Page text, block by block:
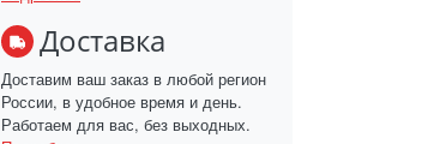
Доставка
Доставим ваш заказ в любой регион
России, в удобное время и день.
Работаем для вас, без выходных.